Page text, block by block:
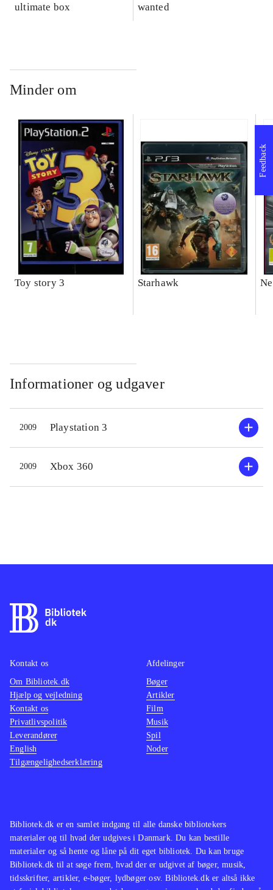
ultimate box
wanted
Minder om
Toy story 3 Starhawk
Informationer og udgaver
2009 Playstation 3
2009 Xbox 360
Feedback
Bibliotek.dk er en samlet indgang til alle danske bibliotekers
materialer og til hvad der udgives i Danmark. Du kan bestille
materialer og så hente og låne på dit eget bibliotek. Du kan bruge
Bibliotek.dk til at søge frem, hvad der er udgivet af bøger, musik,
tidsskrifter, artikler, e-bøger, lydbøger osv. Bibliotek.dk er altså ikke
Kontakt os
Om Bibliotek.dk
Hjælp og vejledning
Kontakt os
Privatlivspolitik
Leverandører
English
Tilgængelighedserklæring
Afdelinger
Bøger
Artikler
Film
Musik
Spil
Noder